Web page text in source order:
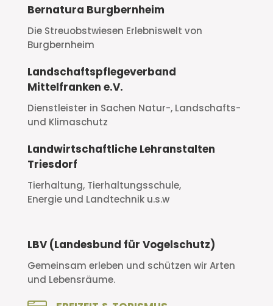
Bernatura Burgbernheim
Die Streuobstwiesen Erlebniswelt von
Burgbernheim
Landschaftspflegeverband
Mittelfranken e.V.
Dienstleister in Sachen Natur-, Landschafts-
und Klimaschutz
Landwirtschaftliche Lehranstalten
Triesdorf
Tierhaltung, Tierhaltungsschule,
Energie und Landtechnik u.s.w
LBV (Landesbund für Vogelschutz)
Gemeinsam erleben und schützen wir Arten
und Lebensräume.